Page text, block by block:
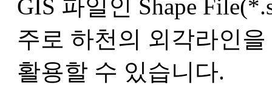
GIS 파일인 Shape
주로 하천의 외각라인
활용할 수 있습니다.